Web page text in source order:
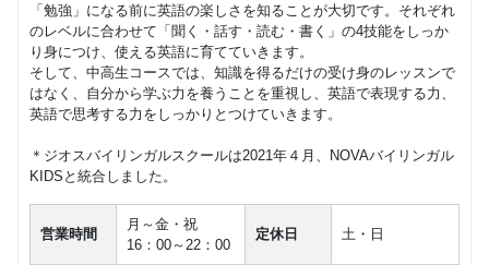
「勉強」になる前に英語の楽しさを知ることが大切です。それぞれ
のレベルに合わせて「聞く・話す・読む・書く」の4技能をしっか
り身につけ、使える英語に育てていきます。
そして、中高生コースでは、知識を得るだけの受け身のレッスンで
はなく、自分から学ぶ力を養うことを重視し、英語で表現する力、
英語で思考する力をしっかりとつけていきます。
＊ジオスバイリンガルスクールは2021年４月、NOVAバイリンガル
KIDSと統合しました。
営業時間
月～金・祝
16：00～22：00
定休日 土・日